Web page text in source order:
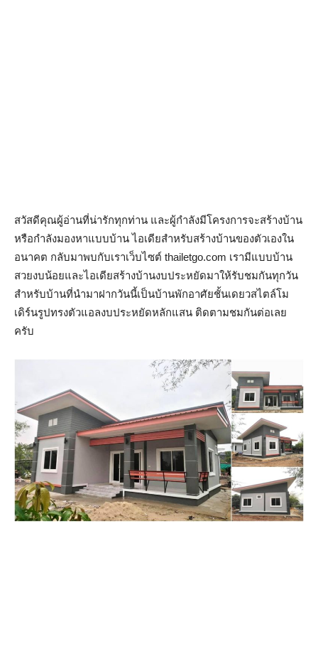
สวัสดีคุณผู้อ่านที่น่ารักทุกท่าน และผู้กำลังมีโครงการจะสร้างบ้าน
หรือกำลังมองหาแบบบ้าน ไอเดียสำหรับสร้างบ้านของตัวเองใน
อนาคต กลับมาพบกับเราเว็บไซต์ thailetgo.com เรามีแบบบ้าน
สวยงบน้อยและไอเดียสร้างบ้านงบประหยัดมาให้รับชมกันทุกวัน
สำหรับบ้านที่นำมาฝากวันนี้เป็นบ้านพักอาศัยชั้นเดยวสไตล์โม
เดิร์นรูปทรงตัวแอลงบประหยัดหลักแสน ติดตามชมกันต่อเลย
ครับ